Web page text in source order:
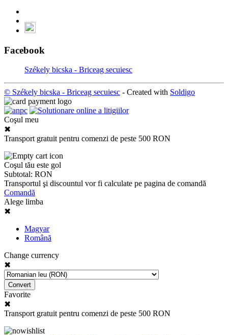
Facebook
Székely bicska - Briceag secuiesc
© Székely bicska - Briceag secuiesc - Created with Soldigo
Coşul meu
✖
Transport gratuit pentru comenzi de peste 500 RON
Coşul tău este gol
Subtotal: RON
Transportul şi discountul vor fi calculate pe pagina de comandă
Comandă
Alege limba
✖
Magyar
Română
Change currency
✖
Convert
Favorite
✖
Transport gratuit pentru comenzi de peste 500 RON